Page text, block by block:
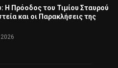
Η Πρόοδος του Τιμίου Σταυρού
και οι Παρακλήσεις της